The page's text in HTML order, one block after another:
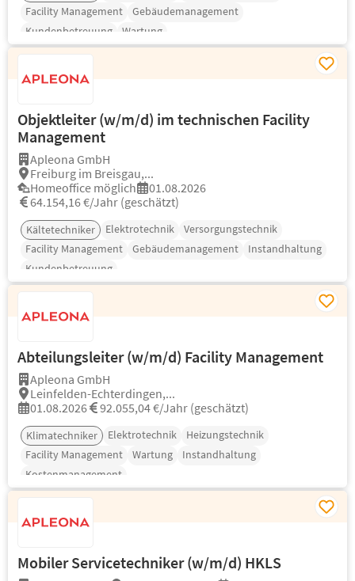
Facility Management
Gebäudemanagement
Kundenbetreuung
Wartung
Objektleiter (w/m/d) im technischen Facility
Management
Apleona GmbH
Freiburg im Breisgau,...
Homeoffice möglich
01.08.2026
64.154,16 €/Jahr (geschätzt)
Kältetechniker Elektrotechnik
Versorgungstechnik
Facility Management
Gebäudemanagement
Instandhaltung
Kundenbetreuung
Abteilungsleiter (w/m/d) Facility Management
Apleona GmbH
Leinfelden-Echterdingen,...
01.08.2026
92.055,04 €/Jahr (geschätzt)
Klimatechniker Elektrotechnik
Heizungstechnik
Facility Management
Wartung
Instandhaltung
Kostenmanagement
Mobiler Servicetechniker (w/m/d) HKLS